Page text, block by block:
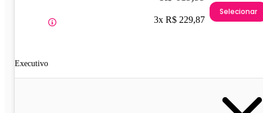
Executivo
3x R$ 229,87
Selecionar